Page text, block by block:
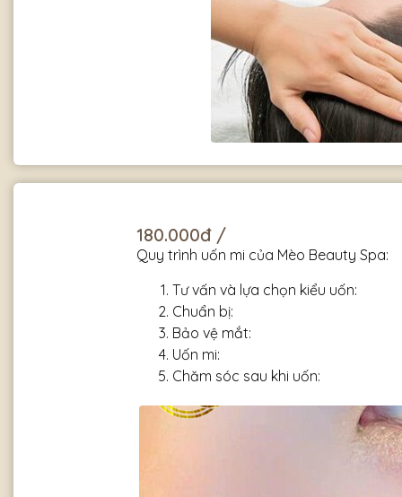
180.000đ /
Quy trình uốn mi của Mèo Beauty Spa:
Tư vấn và lựa chọn kiểu uốn:
Chuẩn bị:
Bảo vệ mắt:
Uốn mi:
Chăm sóc sau khi uốn: